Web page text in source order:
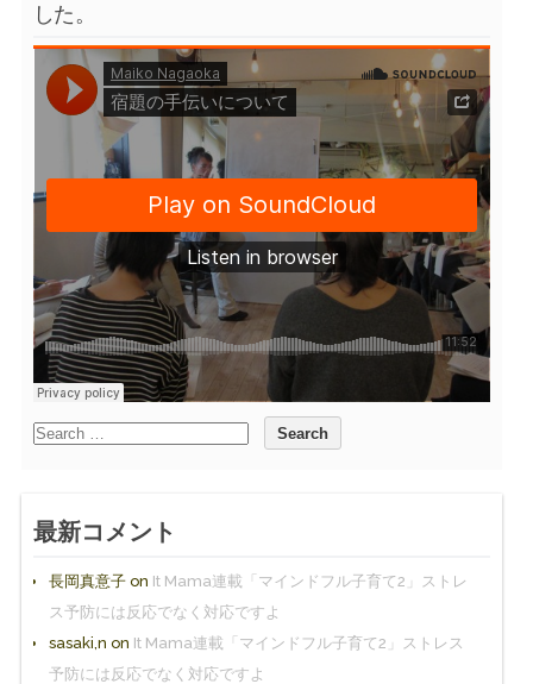
した。
最新コメント
長岡真意子on It Mama連載「マインドフル子育て2」ストレ
ス予防には反応でなく対応ですよ
sasaki,n on It Mama連載「マインドフル子育て2」ストレス
予防には反応でなく対応ですよ